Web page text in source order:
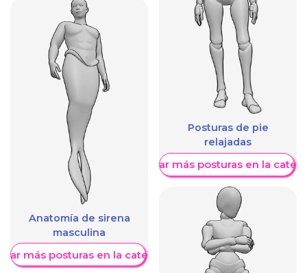
Anatomía de sirena
masculina
más posturas en la categoría
Posturas de pie
relajadas
Mostrar más posturas en la